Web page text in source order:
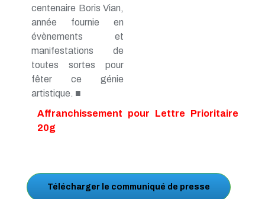
centenaire Boris Vian,
année fournie en
évènements et
manifestations de
toutes sortes pour
fêter ce génie
artistique. ■
Affranchissement pour Lettre Prioritaire
20g
Télécharger le communiqué de presse